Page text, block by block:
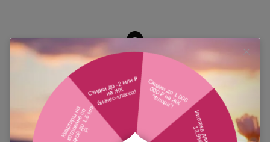
Похожие планировки